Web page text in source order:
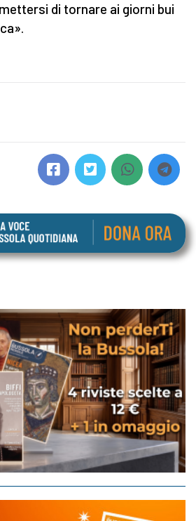
di tornare ai giorni bui